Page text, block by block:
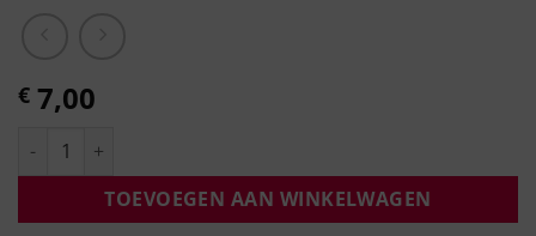
€ 7,00
TOEVOEGEN AAN WINKELWAGEN